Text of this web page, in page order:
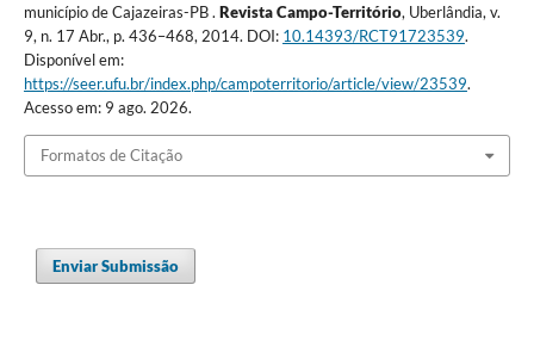
município de Cajazeiras-PB . Revista Campo-Território, Uberlândia, v.
9, n. 17 Abr., p. 436–468, 2014. DOI: 10.14393/RCT91723539.
Disponível em:
https://seer.ufu.br/index.php/campoterritorio/article/view/23539.
Acesso em: 9 ago. 2026.
Formatos de Citação
Enviar Submissão